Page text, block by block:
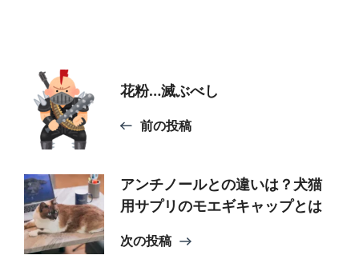
投
稿
ナ
ビ
花粉…滅ぶべし
前の投稿
アンチノールとの違いは？犬猫
用サプリのモエギキャップとは
次の投稿